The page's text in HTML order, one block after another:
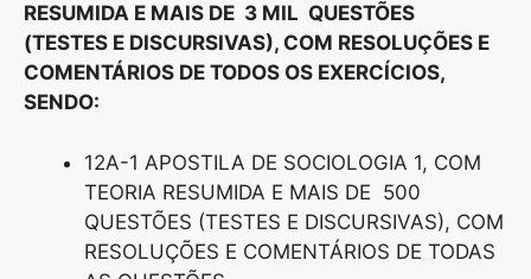
RESUMIDA E MAIS DE 3 MIL QUESTÕES
(TESTES E DISCURSIVAS), COM RESOLUÇÕES E
COMENTÁRIOS DE TODOS OS EXERCÍCIOS,
SENDO:
12A-1 APOSTILA DE SOCIOLOGIA 1, COM
TEORIA RESUMIDA E MAIS DE 500
QUESTÕES (TESTES E DISCURSIVAS), COM
RESOLUÇÕES E COMENTÁRIOS DE TODAS